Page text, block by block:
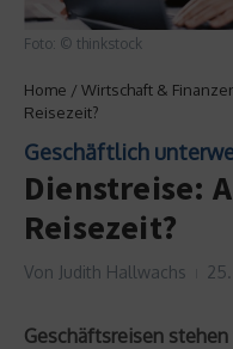
Foto: © thinkstock
Home / Wirtschaft &
Reisezeit?
Geschäftlich
Dienstreise:
Reisezeit?
Von Judith Hallwachs
Geschäftsreisen